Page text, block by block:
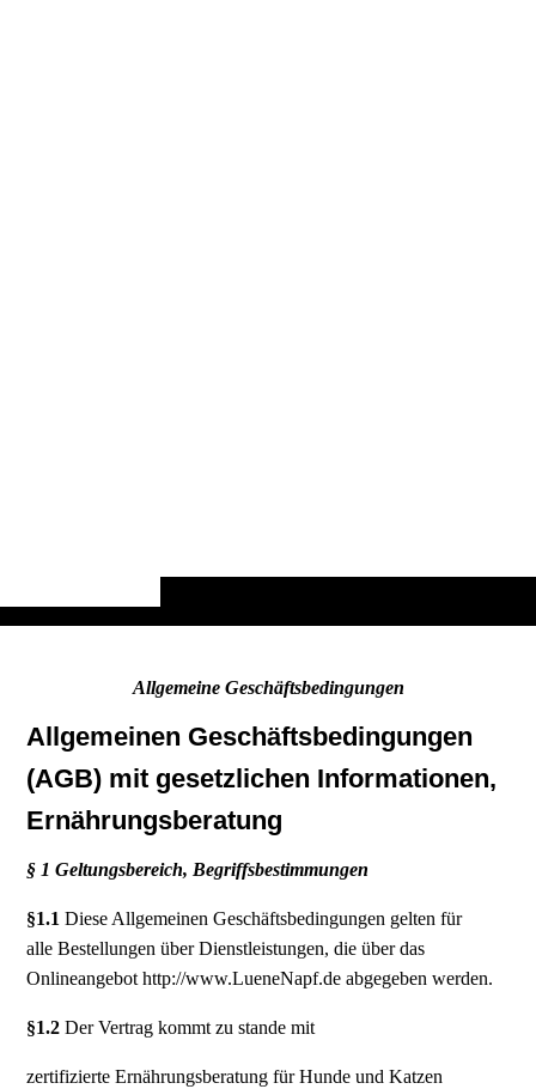
Allgemeine Geschäftsbedingungen
Allgemeinen Geschäftsbedingungen
(AGB) mit gesetzlichen Informationen,
Ernährungsberatung
§ 1 Geltungsbereich, Begriffsbestimmungen
§1.1Diese Allgemeinen Geschäftsbedingungen gelten für
alle Bestellungen über Dienstleistungen, die über das
Onlineangebot http://www.LueneNapf.de abgegeben werden.
§1.2Der Vertrag kommt zu stande mit
zertifizierte Ernährungsberatung für Hunde und Katzen